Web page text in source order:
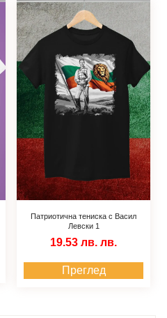
Патриотична тениска с Васил
Левски 1
19.53 лв. лв.
Преглед